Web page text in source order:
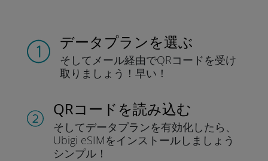
データプランを選ぶ
そしてメール経由でQRコードを受け
取りましょう！早い！
QRコードを読み込む
そしてデータプランを有効化したら、
Ubigi eSIMをインストールしま しょう
シンプル！